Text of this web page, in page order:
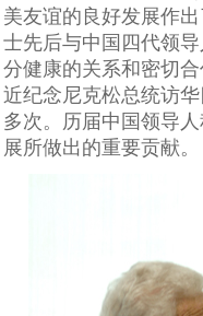
美友谊的良好发展作
士先后与中国四代领
分健康的关系和密切
近纪念尼克松总统访
多次。历届中国领导
展所做出的重要贡献。